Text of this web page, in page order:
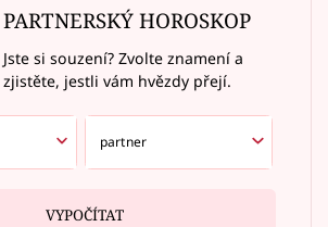
PARTNERSKÝ HOROSKOP
Jste si souzení? Zvolte znamení a
zjistěte, jestli vám hvězdy přejí.
VYPOČÍTAT